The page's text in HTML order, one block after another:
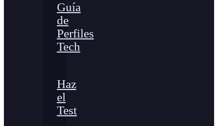
Guía
de
Perfiles
Tech
Haz
el
Test